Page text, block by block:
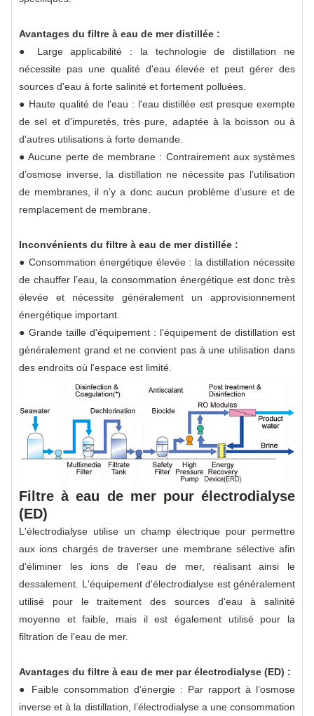
Avantages du filtre à eau de mer distillée :
● Large applicabilité : la technologie de distillation ne
nécessite pas une qualité d'eau élevée et peut gérer des
sources d'eau à forte salinité et fortement polluées.
● Haute qualité de l'eau : l'eau distillée est presque exempte
de sel et d'impuretés, très pure, adaptée à la boisson ou à
d'autres utilisations à forte demande.
● Aucune perte de membrane : Contrairement aux systèmes
d’osmose inverse, la distillation ne nécessite pas l’utilisation
de membranes, il n’y a donc aucun problème d’usure et de
remplacement de membrane.
Inconvénients du filtre à eau de mer distillée :
● Consommation énergétique élevée : la distillation nécessite
de chauffer l’eau, la consommation énergétique est donc très
élevée et nécessite généralement un approvisionnement
énergétique important.
● Grande taille d'équipement : l'équipement de distillation est
généralement grand et ne convient pas à une utilisation dans
des endroits où l'espace est limité.
Filtre à eau de mer pour électrodialyse
(ED)
L'électrodialyse utilise un champ électrique pour permettre
aux ions chargés de traverser une membrane sélective afin
d'éliminer les ions de l'eau de mer, réalisant ainsi le
dessalement. L'équipement d'électrodialyse est généralement
utilisé pour le traitement des sources d'eau à salinité
moyenne et faible, mais il est également utilisé pour la
filtration de l'eau de mer.
Avantages du filtre à eau de mer par électrodialyse (ED) :
● Faible consommation d’énergie : Par rapport à l’osmose
inverse et à la distillation, l’électrodialyse a une consommation